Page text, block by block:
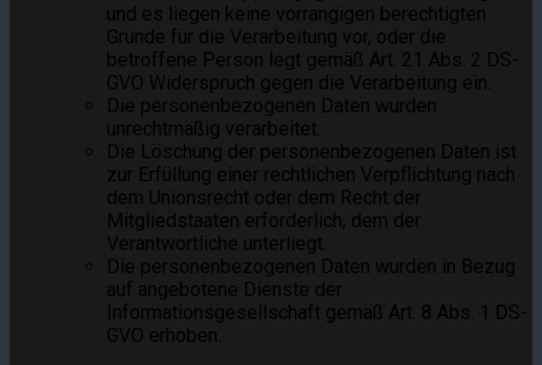
und es liegen keine vorrangigen berechtigten
Gründe für die Verarbeitung vor, oder die
betroffene Person legt gemäß Art. 21 Abs. 2 DS-
GVO Widerspruch gegen die Verarbeitung ein.
Die personenbezogenen Daten wurden
unrechtmäßig verarbeitet.
Die Löschung der personenbezogenen Daten ist
zur Erfüllung einer rechtlichen Verpflichtung nach
dem Unionsrecht oder dem Recht der
Mitgliedstaaten erforderlich, dem der
Verantwortliche unterliegt.
Die personenbezogenen Daten wurden in Bezug
auf angebotene Dienste der
Informationsgesellschaft gemäß Art. 8 Abs. 1 DS-
GVO erhoben.